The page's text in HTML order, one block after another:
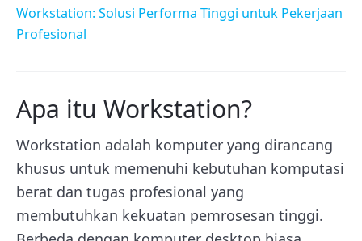
Workstation: Solusi Performa Tinggi untuk Pekerjaan
Profesional
Apa itu Workstation?
Workstation adalah komputer yang dirancang
khusus untuk memenuhi kebutuhan komputasi
berat dan tugas profesional yang
membutuhkan kekuatan pemrosesan tinggi.